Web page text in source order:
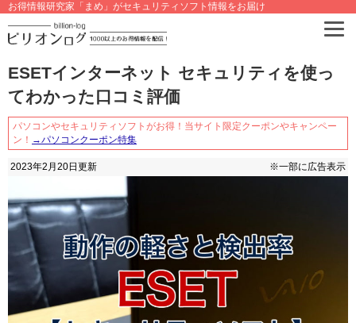
お得情報研究家「まめ」がセキュリティソフト情報をお届け
ESETインターネット セキュリティを使っ
てわかった口コミ評価
パソコンやセキュリティソフトがお得！当サイト限定クーポンやキャンペー
ン！ →パソコンクーポン特集
2023年2月20日 更新 ※一部に広告表示